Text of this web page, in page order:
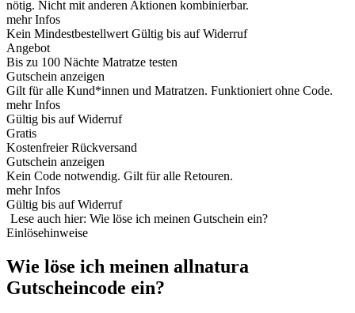
nötig. Nicht mit anderen Aktionen kombinierbar.
mehr Infos
Kein Mindestbestellwert Gültig bis auf Widerruf
Angebot
Bis zu 100 Nächte Matratze testen
Gutschein anzeigen
Gilt für alle Kund*innen und Matratzen. Funktioniert ohne Code.
mehr Infos
Gültig bis auf Widerruf
Gratis
Kostenfreier Rückversand
Gutschein anzeigen
Kein Code notwendig. Gilt für alle Retouren.
mehr Infos
Gültig bis auf Widerruf
Lese auch hier: Wie löse ich meinen Gutschein ein?
Einlösehinweise
Wie löse ich meinen allnatura
Gutscheincode ein?